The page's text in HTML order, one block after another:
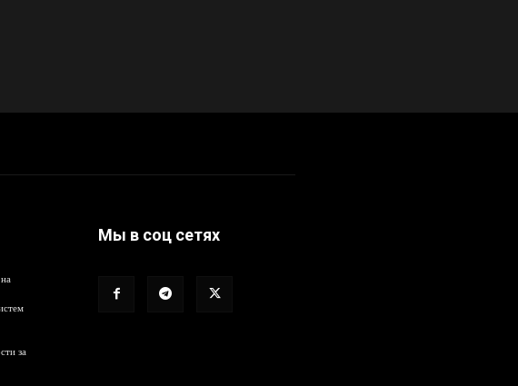
за
Мы в соц сетях